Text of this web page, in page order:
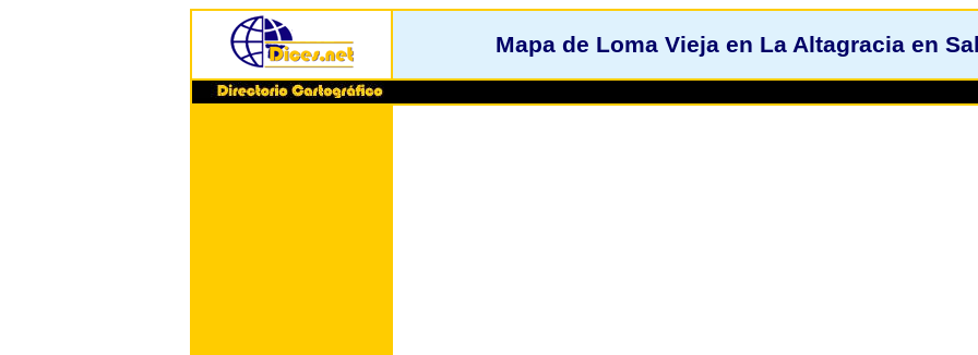
Mapa de Loma Vieja en La Altagracia en